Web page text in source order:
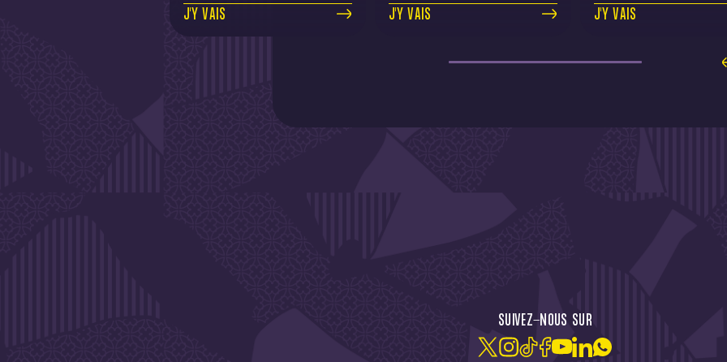
J'Y VAIS J'Y VAIS J'Y VAIS
SUIVEZ-NOUS SUR